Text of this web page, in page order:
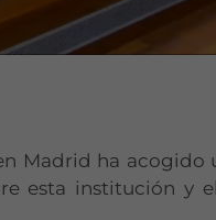
Madrid ha
esta institución y